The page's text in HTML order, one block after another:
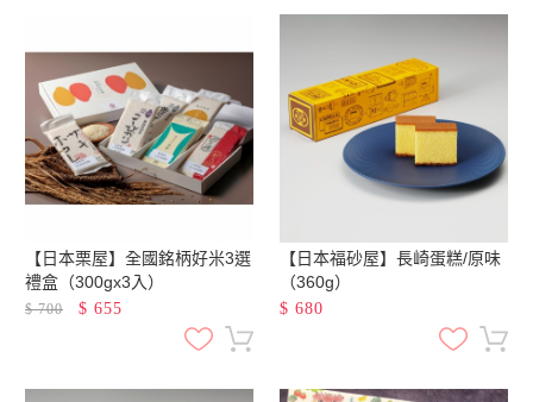
【日本栗屋】全國銘柄好米3選
禮盒（300gx3入）
$700 $ 655
【日本福砂屋】長崎蛋糕/原味
（360g）
$ 680